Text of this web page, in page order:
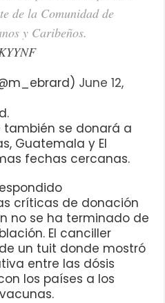
de la Comunidad de
y Caribeños.
June 12,
se donará a
Guatemala y El
fechas cercanas.
críticas de donación
no se ha terminado de
El canciller
un tuit donde mostró
entre las dósis
los países a los